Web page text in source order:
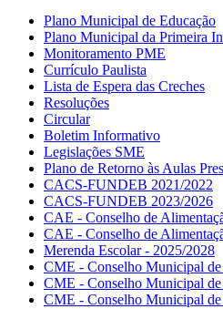
Plano Municipal de Educação
Plano Municipal da Primeira
Monitoramento PME
Currículo Paulista
Lista de Espera das Creches
Resoluções
Circular
Boletim Informativo
Legislações SME
Plano de Retorno às Aulas
CACS-FUNDEB 2021/2022
CACS-FUNDEB 2023/2026
CAE - Conselho de
CAE - Conselho de
Merenda Escolar - 2025/2028
CME - Conselho Municipal
CME - Conselho Municipal
CME - Conselho Municipal